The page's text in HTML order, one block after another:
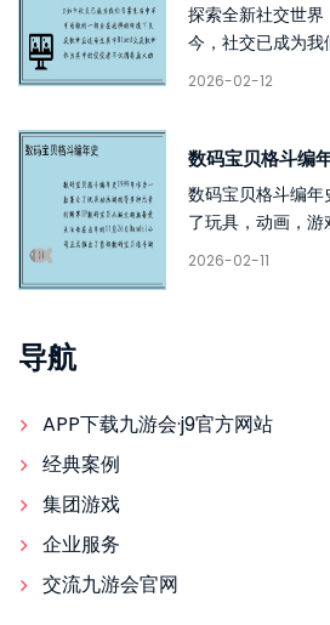
探索全新社交世
今，社交已成为我
2026-02-12
数码宝贝格斗编
数码宝贝格斗编
了玩具，动画，游
2026-02-11
导航
APP下载九游会·j9官方网站
经典案例
集团游戏
企业服务
交流九游会官网